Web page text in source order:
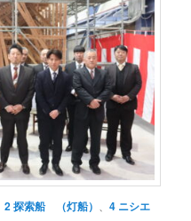
、2 探索船 （灯船） 、4 ニシエ